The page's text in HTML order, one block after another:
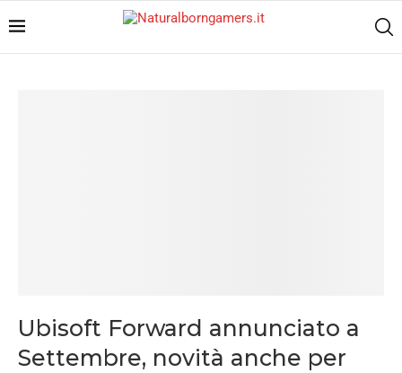
Ubisoft Forward annunciato a
Settembre, novità anche per